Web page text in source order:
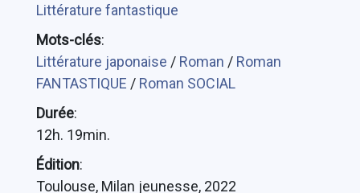
Littérature fantastique
Mots-clés:
Littérature japonaise / Roman / Roman
FANTASTIQUE / Roman SOCIAL
Durée:
12h. 19min.
Édition:
Toulouse, Milan jeunesse, 2022